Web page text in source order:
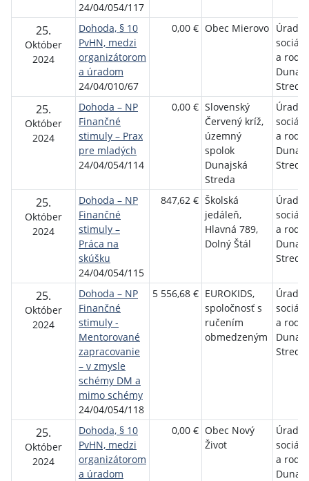
24/04/054/117
25.
Október
2024
Dohoda, § 10
PvHN, medzi
organizátorom
a úradom
24/04/010/67
0,00 € Obec Mierovo Úrad
a
Streda
25.
Október
2024
Dohoda – NP
Finančné
stimuly – Prax
pre mladých
24/04/054/114
0,00 € Slovenský
Červený kríž,
územný
spolok
Dunajská
Streda
Úrad
a
Streda
25.
Október
2024
Dohoda – NP
Finančné
stimuly –
Práca na
skúšku
24/04/054/115
847,62 € Školská
jedáleň,
Hlavná 789,
Dolný Štál
Úrad
a
Streda
25.
Október
2024
Dohoda – NP
Finančné
stimuly -
Mentorované
zapracovanie
– v zmysle
schémy DM a
mimo schémy
24/04/054/118
5 556,68 € EUROKIDS,
spoločnosť s
ručením
obmedzeným
Úrad
a
Streda
25.
Október
2024
Dohoda, § 10
PvHN, medzi
organizátorom
a úradom
0,00 € Obec Nový
Život
Úrad
a